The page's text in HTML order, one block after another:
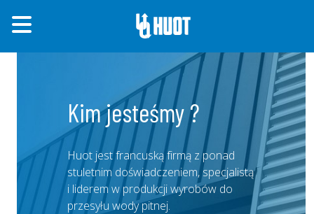
Kim jesteśmy ?
Huot jest francuską firmą z ponad
stuletnim doświadczeniem, specjalistą
i liderem w produkcji wyrobów do
przesyłu wody pitnej.